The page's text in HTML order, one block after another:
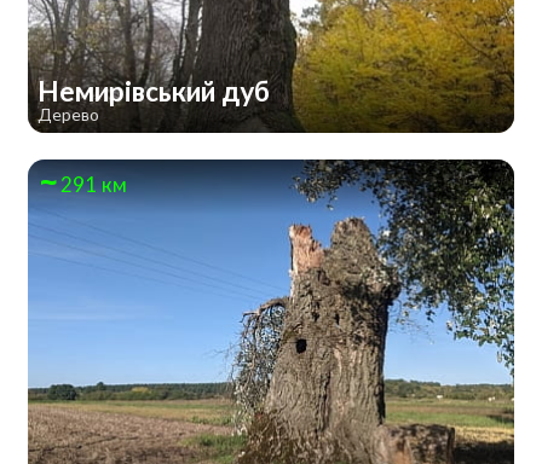
Немирівський дуб
Дерево
291 км